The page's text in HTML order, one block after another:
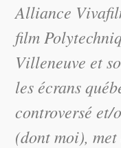
Alliance
film
Villeneuve et
les écrans
controversé
(dont moi),